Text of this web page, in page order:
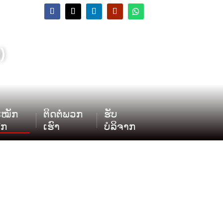
ໝັກ
ຕິດຕໍ່ພວກ
ເຮົາ
ຮັບ
ບໍລິຈາກ